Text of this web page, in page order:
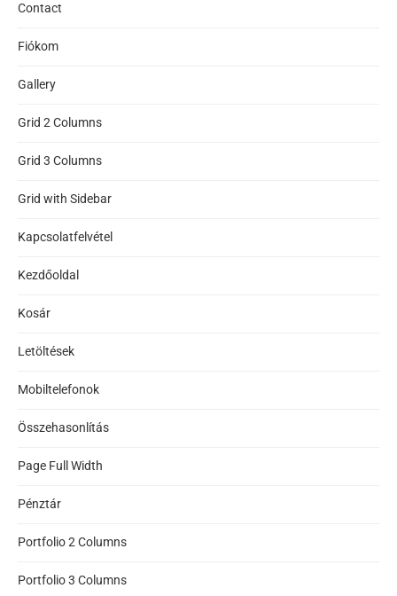
Contact
Fiókom
Gallery
Grid 2 Columns
Grid 3 Columns
Grid with Sidebar
Kapcsolatfelvétel
Kezdőoldal
Kosár
Letöltések
Mobiltelefonok
Összehasonlítás
Page Full Width
Pénztár
Portfolio 2 Columns
Portfolio 3 Columns